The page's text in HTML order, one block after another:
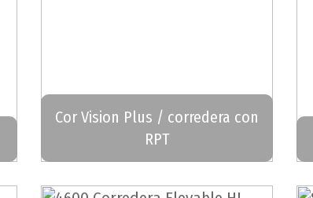
Cor Vision Plus / corredera con
RPT